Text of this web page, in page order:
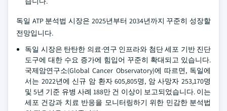
독일 ATP 분석법 시장은 2025년부터 2034년까지 꾸준히 성장할
전망입니다.
독일 시장은 탄탄한 의료·연구 인프라와 첨단 세포 기반 진단
도구에 대한 수요 증가에 힘입어 꾸준히 확대되고 있습니다.
국제암연구소(Global Cancer Observatory)에 따르면, 독일에
서는 2022년에 신규 암 환자 605,805명, 암 사망자 253,170명
및 5년 기준 유병 사례 188만 건 이상이 보고되었습니다. 이는
세포 건강과 치료 반응을 모니터링하기 위한 민감한 분석법